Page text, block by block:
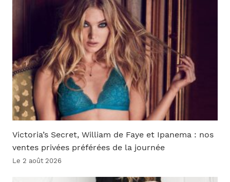
Victoria’s Secret, William de Faye et Ipanema : nos
ventes privées préférées de la journée
Le 2 août 2026